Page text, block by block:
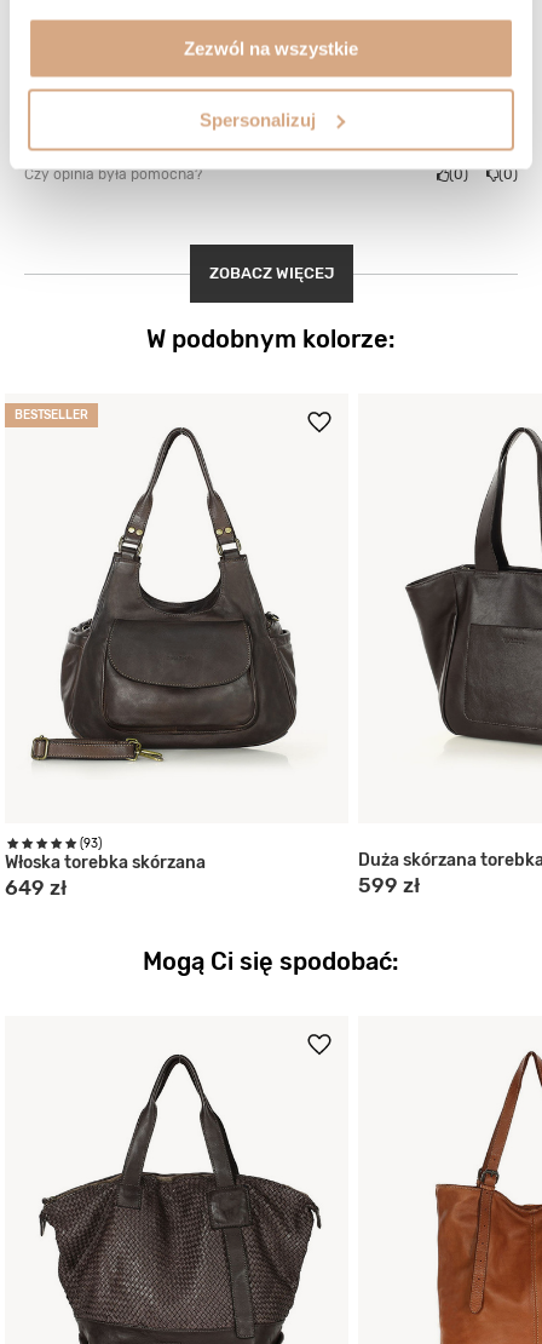
Zezwól na wszystkie
Spersonalizuj
Ciekawy wzór, miękka skóra. Podwójny pasek. Dla mnie trochę mała,
Anita, Łódź
Czy opinia była pomocna? 0 0
ZOBACZ WIĘCEJ
W podobnym kolorze:
BESTSELLER
(93)
Włoska torebka skórzana
649 zł
Duża skórzana
599 zł
Mogą Ci się spodobać: